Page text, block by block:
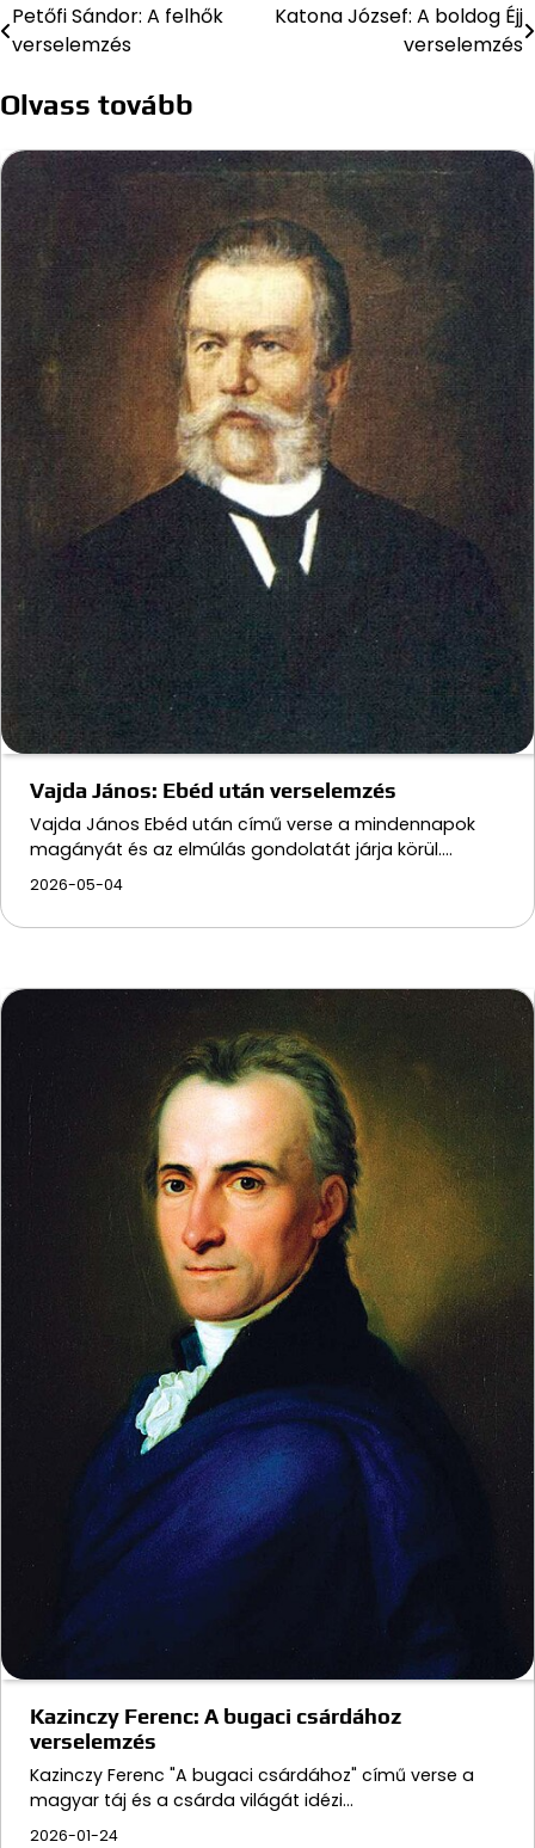
Bejegyzés
Petőfi Sándor: A felhők
verselemzés
Katona József: A boldog Éjj
verselemzés
Olvass tovább
Vajda János: Ebéd után verselemzés
Vajda János Ebéd után című verse a mindennapok
magányát és az elmúlás gondolatát járja körül.…
2026-05-04
Kazinczy Ferenc: A bugaci csárdához
verselemzés
Kazinczy Ferenc "A bugaci csárdához" című verse a
magyar táj és a csárda világát idézi…
2026-01-24